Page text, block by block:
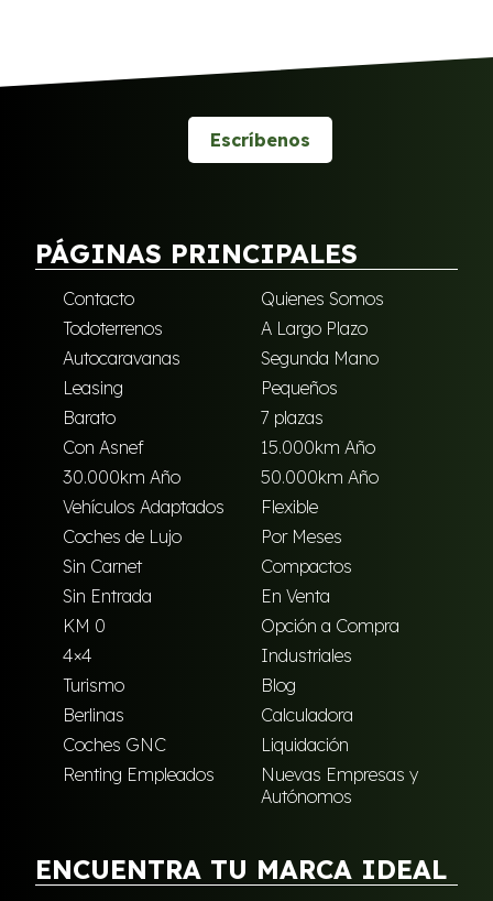
Escríbenos
PÁGINAS PRINCIPALES
Contacto
Quienes Somos
Todoterrenos
A Largo Plazo
Autocaravanas
Segunda Mano
Leasing
Pequeños
Barato
7 plazas
Con Asnef
15.000km Año
30.000km Año
50.000km Año
Vehículos Adaptados
Flexible
Coches de Lujo
Por Meses
Sin Carnet
Compactos
Sin Entrada
En Venta
KM 0
Opción a Compra
4×4
Industriales
Turismo
Blog
Berlinas
Calculadora
Coches GNC
Liquidación
Renting Empleados
Nuevas Empresas y
Autónomos
ENCUENTRA TU MARCA IDEAL